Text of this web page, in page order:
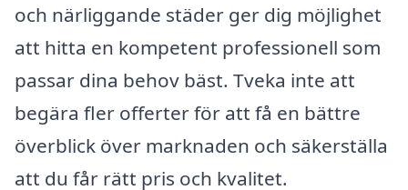
och närliggande städer ger dig möjlighet
att hitta en kompetent professionell som
passar dina behov bäst. Tveka inte att
begära fler offerter för att få en bättre
överblick över marknaden och säkerställa
att du får rätt pris och kvalitet.